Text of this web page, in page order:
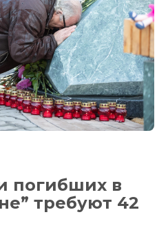
погибших в
требуют 42